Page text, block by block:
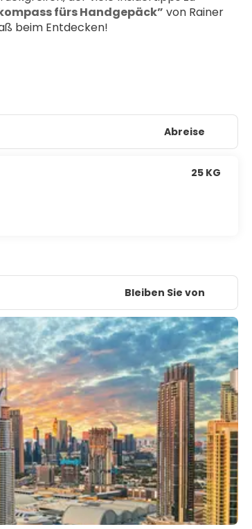
fürs Handgepäck” von Rainer
beim Entdecken!
Abreise
25 KG
Bleiben Sie von